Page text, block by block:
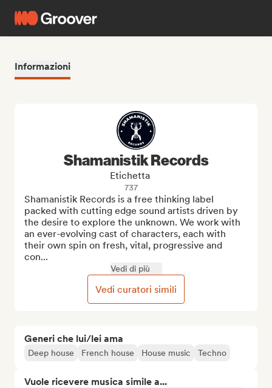
Informazioni
Generi che lui/lei ama
Deep house French house House music Techno
Vuole ricevere musica simile a...
Shamanistik Records
Etichetta
737
Shamanistik Records is a free thinking label
packed with cutting edge sound artists driven by
the desire to explore the unknown. We work with
an ever-evolving cast of characters, each with
their own spin on fresh, vital, progressive and
con...
Vedi di più
Vedi curatori simili